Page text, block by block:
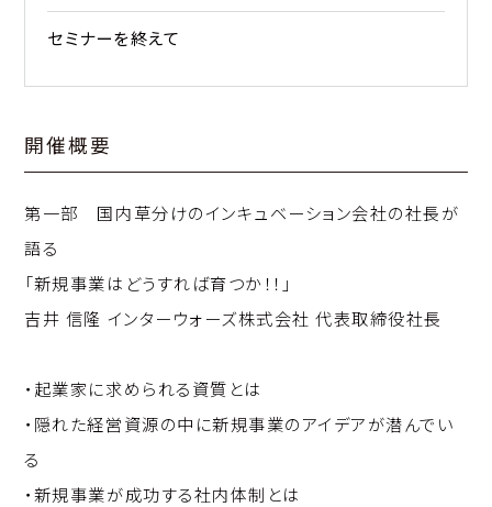
セミナーを終えて
開催概要
第一部 国内草分けのインキュベーション会社の社長が
語る
「新規事業はどうすれば育つか！！」
吉井 信隆 インターウォーズ株式会社 代表取締役社長
・起業家に求められる資質とは
・隠れた経営資源の中に新規事業のアイデアが潜んでい
る
・新規事業が成功する社内体制とは